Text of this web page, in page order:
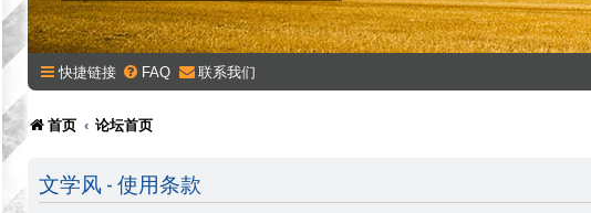
快捷链接 FAQ 联系我们
首页 论坛首页
文学风 - 使用条款